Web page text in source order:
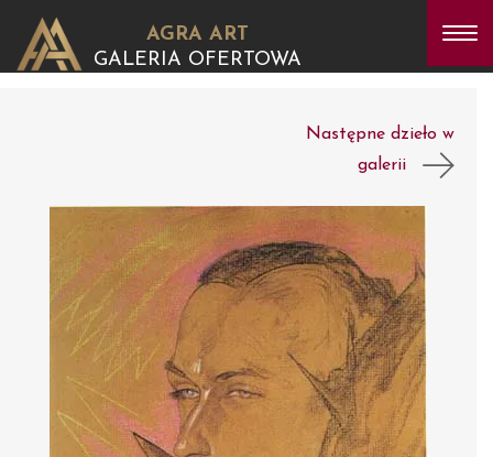
AGRA ART
GALERIA OFERTOWA
Następne dzieło w
galerii